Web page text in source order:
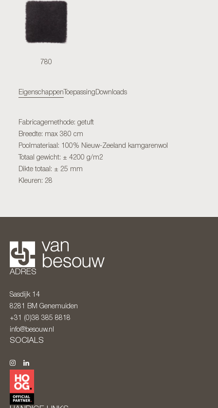
780
Eigenschappen Toepassing Downloads
Fabricagemethode: getuft
Breedte: max 380 cm
Poolmateriaal: 100% Nieuw-Zeeland kamgarenwol
Totaal gewicht: ± 4200 g/m2
Dikte totaal: ± 25 mm
Kleuren: 28
ADRES
Sasdijk 14
8281 BM Genemuiden
+31 (0)38 385 8818
info@besouw.nl
SOCIALS